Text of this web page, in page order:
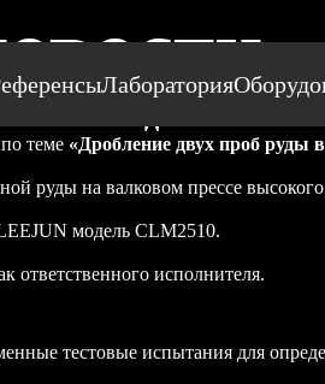
Лаборатория
давления
теме «Дробление двух проб руды
руды на валковом прессе
модель CLM2510.
ответственного исполнителя.
тестовые испытания для